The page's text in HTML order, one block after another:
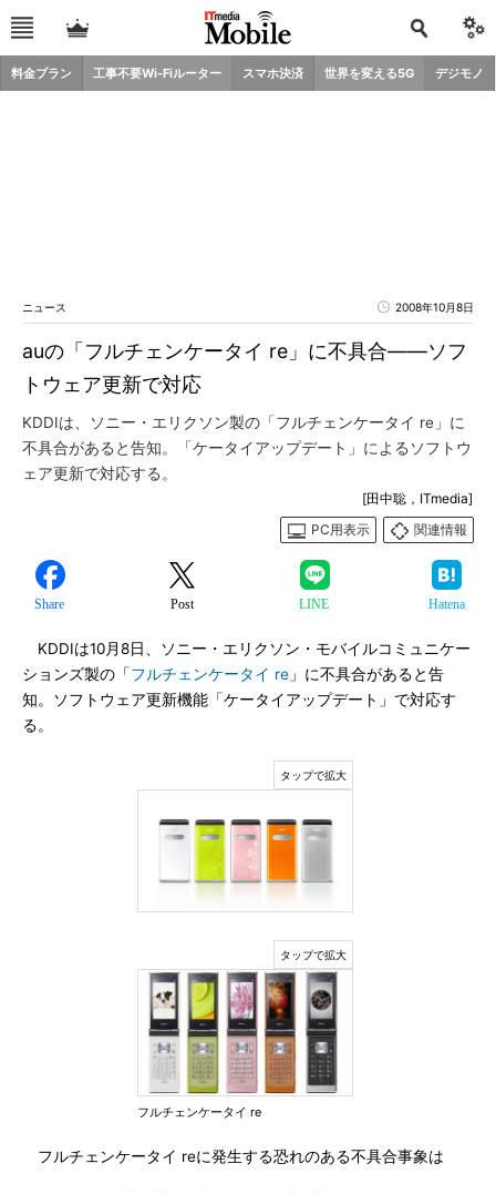
料金プラン 工事不要Wi-Fiルーター スマホ決済 世界を変える5G デジモノ
ニュース 2008年10月8日
auの「フルチェンケータイ re」に不具合――ソフ
トウェア更新で対応
KDDIは、ソニー・エリクソン製の「フルチェンケータイ re」に
不具合があると告知。「ケータイアップデート」によるソフトウ
ェア更新で対応する。
[田中聡，ITmedia]
PC用表示
関連情報
Share Post LINE Hatena
KDDIは10月8日、ソニー・エリクソン・モバイルコミュニケー
ションズ製の「フルチェンケータイ re 」に不具合があると告
知。ソフトウェア更新機能「ケータイアップデート」で対応す
る。
フルチェンケータイ re
フルチェンケータイ reに発生する恐れのある不具合事象は